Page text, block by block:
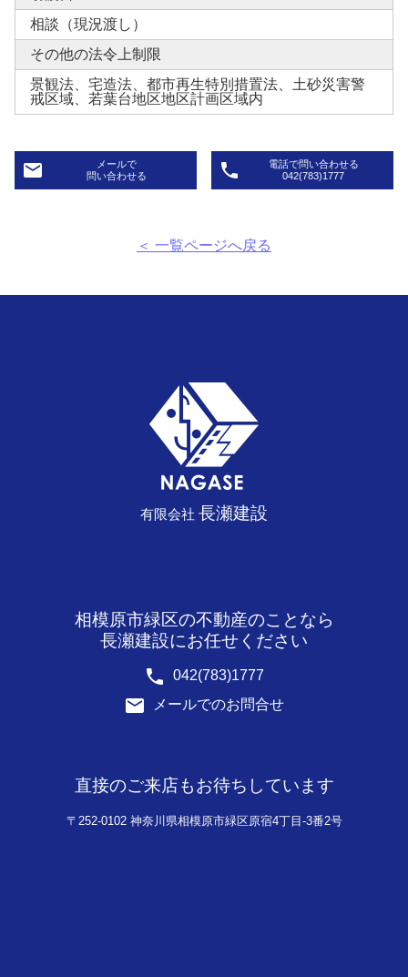
相談（現況渡し）
その他の法令上制限
景観法、宅造法、都市再生特別措置法、土砂災害警
戒区域、若葉台地区地区計画区域内
email
メールで
問い合わせる
phone
電話で問い合わせる
042(783)1777
＜ 一覧ページへ戻る
有限会社 長瀬建設
相模原市緑区の不動産のことなら
長瀬建設にお任せください
phone 042(783)1777
email メールでのお問合せ
直接のご来店もお待ちしています
〒252-0102 神奈川県相模原市緑区原宿4丁目-3番2号